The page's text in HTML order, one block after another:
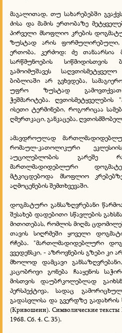
მაგალითად, თუ სახარებებში
ძისა და მამის ერთობაზე
პირველი მსოფლიო კრების
ზუსტად არის
ერთობა, კერძოდ: ძე თანაარსია
სარწმუნოების
გამოიმუშავეს
ბიბლიაში არ გვხვდება,
უფრო ზუსტად გამოვთქვათ
ჭეშმარიტება. ღვთისმეტყველების
ისეთი ტერმინები, როგორიცაა
ღმერთკაცი, განკაცება,
ამავდროულად
რომაულ-კათოლიკური
აუცილებლობის გარეშე
მართლმადიდებლური
მტკიცდებოდა მსოფლიო
აღმოცენების შემთხვევაში.
დოგმატური განსაზღვრებანი
შესახებ დადებითი სწავლების
მითითებას, რომლის მიღმა
თავის სიღრმეში ყოველი
რჩება. "მართლმადიდებლური
ვვედენსკი, - აზროვნების გზები კი
მხოლოდ დამცავი
კაცობრივი გონება ჩააყენოს
მისთვის დაუბრკოლებლად
პერსპექტივა, სადაც
გადასვლისა და გვერდზე გადახრის
(Кривошеин). Символические
1968. Сб. 4. С. 35).